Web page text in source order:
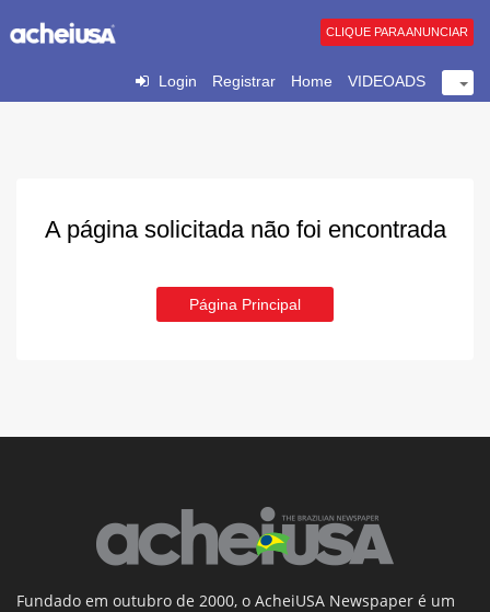
Login Registrar Home VIDEOADS
CLIQUE PARA ANUNCIAR
A página solicitada não foi encontrada
Página Principal
Fundado em outubro de 2000, o AcheiUSA Newspaper é um